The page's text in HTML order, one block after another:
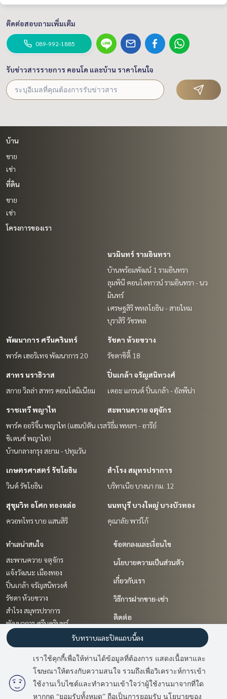
🚗 Easy access to:
* Outer Ring Road No.9
* Rama 9 Expressway
* Airport Rail Link (Ladkrabang)
🏷 Rental Terms
💰 300,000 THB / Month ✔ Immediate move-in available
มี2คนกำลังดูประกาศนี้
ติดต่อสอบถามเพิ่มเติม
089-992-1885
รับข่าวสารรายการ คอนโด และบ้าน ราคาโดนใจ
บ้าน
ขาย
เช่า
ที่ดิน
ขาย
เช่า
โครงการของเรา
นวมินทร์ รามอินทรา
บ้านพร้อมพัฒน์ 1 รามอินทรา
ลุมพินี คอนโดทาวน์ รามอินทรา - นว
มินทร์
เศรษฐสิริ พหลโยธิน - สายไหม
บุราสิริ วัชรพล
พัฒนาการ ศรีนครินทร์
พาร์ค เฮอริเทจ พัฒนาการ 20
รัชดา ห้วยขวาง
รัชดาซิตี้ 18
สาทร นราธิวาส
สกาย วิลล่า สาทร คอนโดมิเนียม
ปิ่นเกล้า จรัญสนิทวงศ์
เดอะ แกรนด์ ปิ่นเกล้า - อัลพีน่า
ราชเทวี พญาไท
พาร์ค ออริจิ้น พญาไท (แฮมป์ตัน เรส
ซิเดนซ์ พญาไท)
บ้านกลางกรุง สยาม - ปทุมวัน
สะพานควาย จตุจักร
ริธึ่ม พหลฯ - อารีย์
เกษตรศาสตร์ รัชโยธิน
วินด์ รัชโยธิน
สำโรง สมุทรปราการ
บริทาเนีย บางนา กม. 12
สุขุมวิท อโศก ทองหล่อ
ควอทโทร บาย แสนสิริ
นนทบุรี บางใหญ่ บางบัวทอง
คุณาลัย พาร์โก้
ทำเลน่าสนใจ
สะพานควาย จตุจักร
แจ้งวัฒนะ เมืองทอง
ปิ่นเกล้า จรัญสนิทวงศ์
รัชดา ห้วยขวาง
สำโรง สมุทรปราการ
พัฒนาการ ศรีนครินทร์
สาทร นราธิวาส
นนทบุรี บางใหญ่ บางบัวทอง
นวมินทร์ รามอินทรา
สุขุมวิท อโศก ทองหล่อ
ข้อตกลงและเงื่อนไข
นโยบายความเป็นส่วนตัว
เกี่ยวกับเรา
วิธีการฝากขาย-เช่า
ติดต่อ
เราใช้คุกกี้เพื่อให้ท่านได้ข้อมูลที่ต้องการ แสดงเนื้อหาและ
โฆษณาให้ตรงกับความสนใจ รวมถึงเพื่อวิเคราะห์การเข้า
ใช้งานเว็บไซต์และทำความเข้าใจว่าผู้ใช้งานมาจากที่ใด
หากกด “ยอมรับทั้งหมด” ถือเป็นการยอมรับ นโยบายของ
รับทราบและปิดแถบนี้ลง